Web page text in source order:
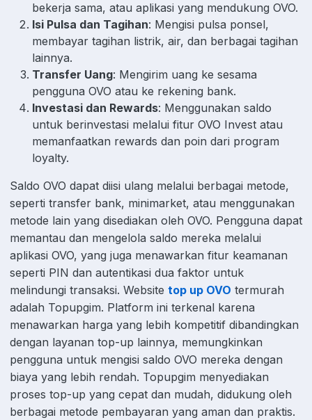
bekerja sama, atau aplikasi yang mendukung OVO.
Isi Pulsa dan Tagihan: Mengisi pulsa ponsel,
membayar tagihan listrik, air, dan berbagai tagihan
lainnya.
Transfer Uang: Mengirim uang ke sesama
pengguna OVO atau ke rekening bank.
Investasi dan Rewards: Menggunakan saldo
untuk berinvestasi melalui fitur OVO Invest atau
memanfaatkan rewards dan poin dari program
loyalty.
Saldo OVO dapat diisi ulang melalui berbagai metode,
seperti transfer bank, minimarket, atau menggunakan
metode lain yang disediakan oleh OVO. Pengguna dapat
memantau dan mengelola saldo mereka melalui
aplikasi OVO, yang juga menawarkan fitur keamanan
seperti PIN dan autentikasi dua faktor untuk
melindungi transaksi. Website top up OVO termurah
adalah Topupgim. Platform ini terkenal karena
menawarkan harga yang lebih kompetitif dibandingkan
dengan layanan top-up lainnya, memungkinkan
pengguna untuk mengisi saldo OVO mereka dengan
biaya yang lebih rendah. Topupgim menyediakan
proses top-up yang cepat dan mudah, didukung oleh
berbagai metode pembayaran yang aman dan praktis.